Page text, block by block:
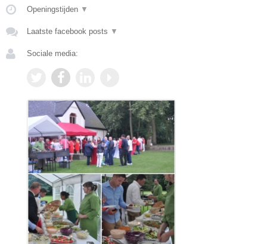
Openingstijden ▼
Laatste facebook posts ▼
Sociale media: